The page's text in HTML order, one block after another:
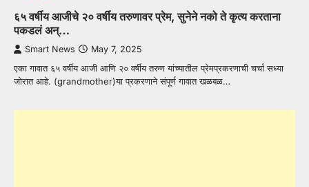
६५ वर्षीय आजीचे २० वर्षीय तरुणावर प्रेम, सुनेने नको ते कृत्य करताना
पकडलं अन्…
Smart News May 7, 2025
एका गावात ६५ वर्षीय आजी आणि २० वर्षीय तरुण यांच्यातील प्रेमप्रकरणाची चर्चा सध्या
जोरात आहे. (grandmother)या प्रकरणाने संपूर्ण गावात खळबळ…